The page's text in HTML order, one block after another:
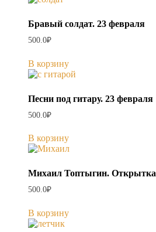
Бравый солдат. 23 февраля
500.0₽
В корзину
Песни под гитару. 23 февраля
500.0₽
В корзину
Михаил Топтыгин. Открытка
500.0₽
В корзину